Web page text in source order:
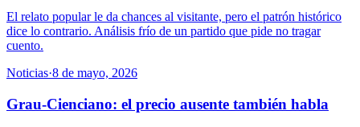
El relato popular le da chances al visitante, pero el patrón histórico
dice lo contrario. Análisis frío de un partido que pide no tragar
cuento.
Noticias·8 de mayo, 2026
Grau-Cienciano: el precio ausente también habla